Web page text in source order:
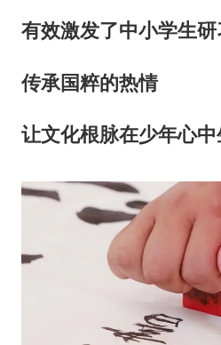
有效激发了中小学生
传承国粹的热情
让文化根脉在少年心